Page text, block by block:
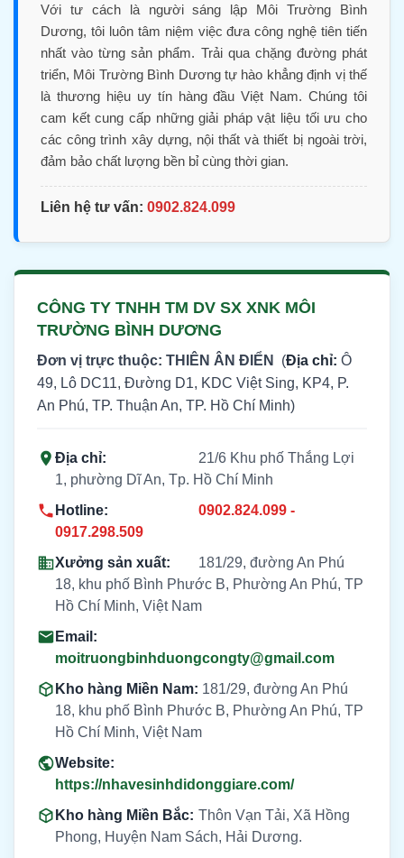
Với tư cách là người sáng lập Môi Trường Bình
Dương, tôi luôn tâm niệm việc đưa công nghệ tiên tiến
nhất vào từng sản phẩm. Trải qua chặng đường phát
triển, Môi Trường Bình Dương tự hào khẳng định vị thế
là thương hiệu uy tín hàng đầu Việt Nam. Chúng tôi
cam kết cung cấp những giải pháp vật liệu tối ưu cho
các công trình xây dựng, nội thất và thiết bị ngoài trời,
đảm bảo chất lượng bền bỉ cùng thời gian.
Liên hệ tư vấn: 0902.824.099
CÔNG TY TNHH TM DV SX XNK MÔI
TRƯỜNG BÌNH DƯƠNG
Đơn vị trực thuộc: THIÊN ÂN ĐIỂN (Địa chỉ: Ô
49, Lô DC11, Đường D1, KDC Việt Sing, KP4, P.
An Phú, TP. Thuận An, TP. Hồ Chí Minh)
Địa chỉ:
21/6 Khu phố Thắng Lợi
1, phường Dĩ An, Tp. Hồ Chí Minh
Hotline:
0902.824.099 -
0917.298.509
Xưởng sản xuất:
181/29, đường An Phú
18, khu phố Bình Phước B, Phường An Phú, TP
Hồ Chí Minh, Việt Nam
Email:
moitruongbinhduongcongty@gmail.com
Kho hàng Miền Nam: 181/29, đường An Phú
18, khu phố Bình Phước B, Phường An Phú, TP
Hồ Chí Minh, Việt Nam
Website:
https://nhavesinhdidonggiare.com/
Kho hàng Miền Bắc: Thôn Vạn Tải, Xã Hồng
Phong, Huyện Nam Sách, Hải Dương.